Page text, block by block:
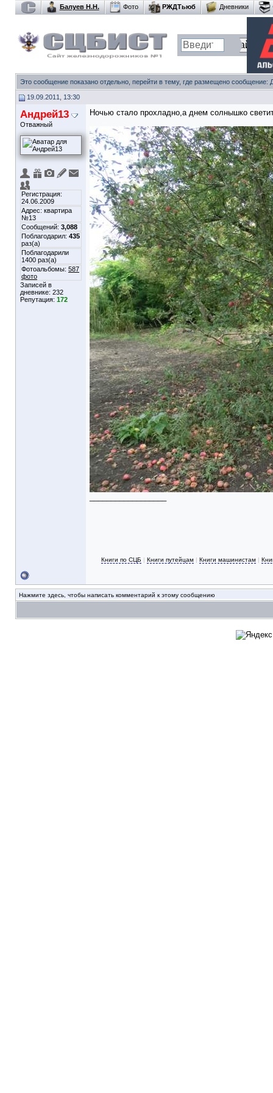
Балуев Н.Н. Фото РЖДТьюб Дневники
Это сообщение показано отдельно, перейти в тему, где размещено сообщение:
19.09.2011, 13:30
Андрей13
Отважный
Регистрация:
24.06.2009
Адрес: квартира
№13
Сообщений: 3,088
Поблагодарил: 435
раз(а)
Поблагодарили
1400 раз(а)
Фотоальбомы: 587
фото
Записей в
дневнике: 232
Репутация: 172
Ночью стало прохладно,а днем солнышко
Книги по СЦБ | Книги путейцам | Книги машинистам |
Нажмите здесь, чтобы написать комментарий к этому сообщению